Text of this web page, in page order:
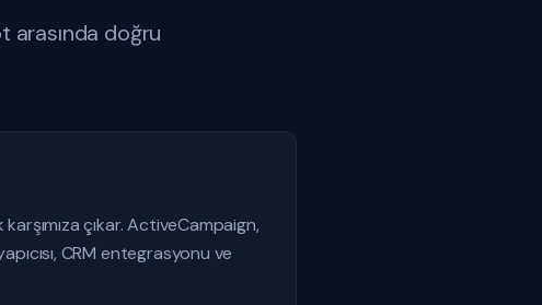
arasında doğru
çıkar. ActiveCampaign,
CRM entegrasyonu ve